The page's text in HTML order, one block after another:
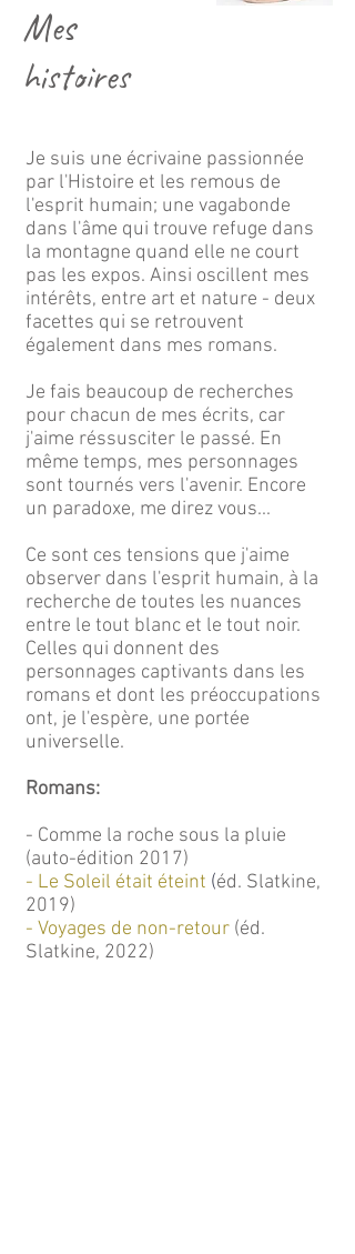
Mes
histoires
Je suis une écrivaine passionnée
par l'Histoire et les remous de
l'esprit humain; une vagabonde
dans l'âme qui trouve refuge dans
la montagne quand elle ne court
pas les expos. Ainsi oscillent mes
intérêts, entre art et nature - deux
facettes qui se retrouvent
également dans mes romans.
Je fais beaucoup de recherches
pour chacun de mes écrits, car
j'aime réssusciter le passé. En
même temps, mes personnages
sont tournés vers l'avenir. Encore
un paradoxe, me direz vous...
Ce sont ces tensions que j'aime
observer dans l'esprit humain, à la
recherche de toutes les nuances
entre le tout blanc et le tout noir.
Celles qui donnent des
personnages captivants dans les
romans et dont les préoccupations
ont, je l'espère, une portée
universelle.
Romans:
- Comme la roche sous la pluie
(auto-édition 2017)
- Le Soleil était éteint (éd. Slatkine,
2019)
- Voyages de non-retour (éd.
Slatkine, 2022)